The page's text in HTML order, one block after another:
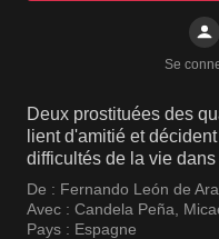
Se
Deux prostituées des
lient d'amitié et
difficultés de la vie
De : Fernando León de
Avec : Candela Peña
Pays : Espagne